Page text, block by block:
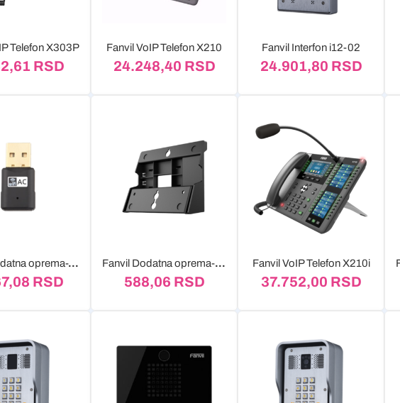
Telefon X303P
RSD
Fanvil VoIP Telefon X210
24.248,40 RSD
Fanvil Interfon i12-02
24.901,80 RSD
Fanvil Dodatna oprema-WiFi adapter WF20
RSD
Fanvil Dodatna oprema-Stalak WB101
588,06 RSD
Fanvil VoIP Telefon X210i
37.752,00 RSD